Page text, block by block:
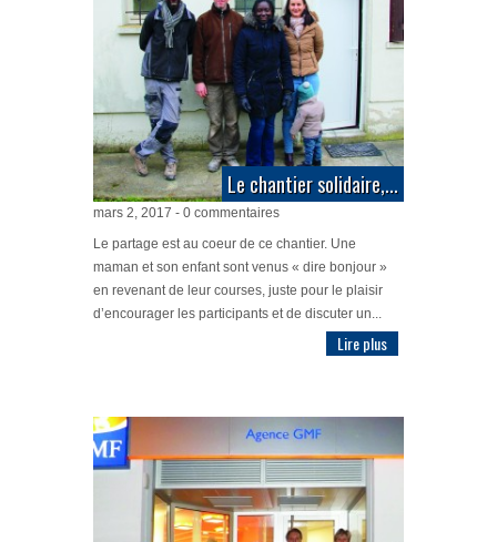
Le chantier solidaire,...
mars 2, 2017 - 0 commentaires
Le partage est au coeur de ce chantier. Une
maman et son enfant sont venus « dire bonjour »
en revenant de leur courses, juste pour le plaisir
d’encourager les participants et de discuter un...
Lire plus